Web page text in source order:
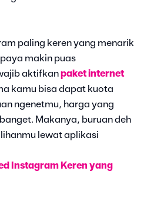
paling keren yang menarik
makin puas
aktifkanpaket internet
kamu bisa dapat kuota
ngenetmu, harga yang
Makanya, buruan deh
lewat aplikasi
Instagram Keren yang